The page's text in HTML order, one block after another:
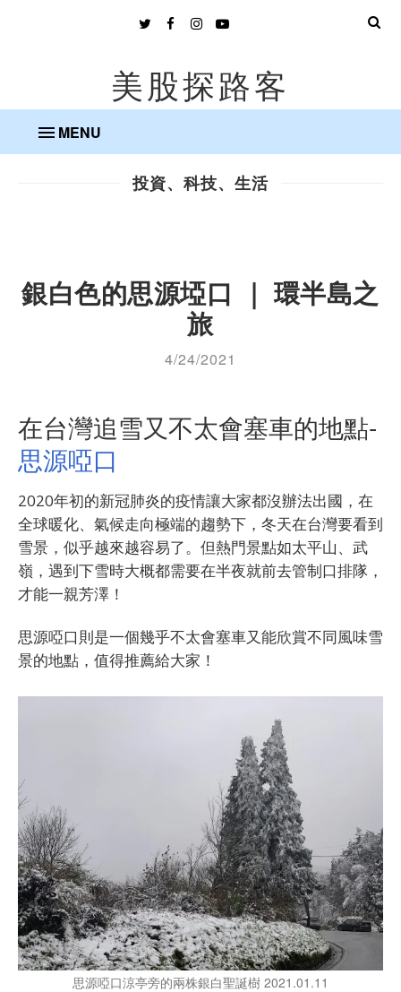
美股探路客
MENU
投資、科技、生活
銀白色的思源埡口 ｜ 環半島之
旅
4/24/2021
在台灣追雪又不太會塞車的地點-
思源啞口
2020年初的新冠肺炎的疫情讓大家都沒辦法出國，在
全球暖化、氣候走向極端的趨勢下，冬天在台灣要看到
雪景，似乎越來越容易了。但熱門景點如太平山、武
嶺，遇到下雪時大概都需要在半夜就前去管制口排隊，
才能一親芳澤！
思源啞口則是一個幾乎不太會塞車又能欣賞不同風味雪
景的地點，值得推薦給大家！
思源啞口涼亭旁的兩株銀白聖誕樹 2021.01.11